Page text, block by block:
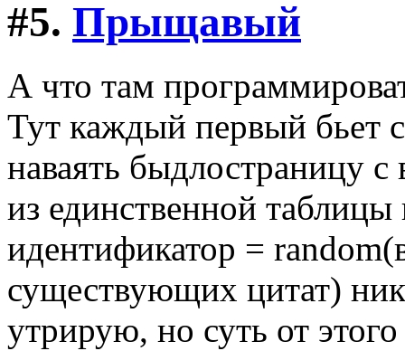
#5. Прыщавый
А что там
Тут каждый первый бьет
наваять быдлостраницу
из единственной
идентификатор =
существующих цитат)
утрирую, но суть от